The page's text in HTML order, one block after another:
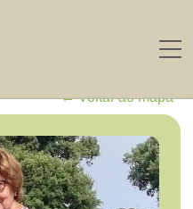
← Voltar ao mapa